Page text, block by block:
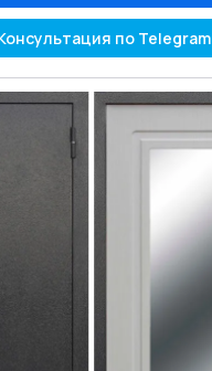
по Telegram